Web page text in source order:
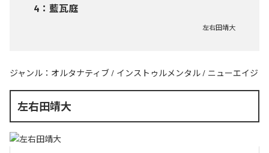
4 ： 藍瓦庭
左右田靖大
ジャンル： オルタナティブ / インストゥルメンタル / ニューエイジ
左右田靖大